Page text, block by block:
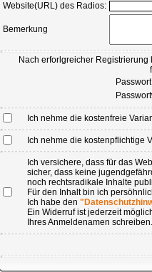
Website(URL) des Radios:
Bemerkung
Nach erforlgreicher
Ich nehme die kostenfreie
Ich nehme die kostenpflichtige
Ich versichere, dass für das
sicher, dass keine
noch rechtsradikale Inhalte
Für den Inhalt bin ich
Ich habe den
Ein Widerruf ist jederzeit
Ihres Anmeldenamen schreiben.